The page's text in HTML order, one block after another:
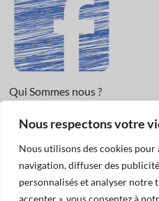
Nous respectons votre
Nous utilisons des cookies
navigation, diffuser des
personnalisés et analyser notre
accepter », vous consentez à
Qui Sommes nous ?
Informations légales et Protection
Nous Contacter